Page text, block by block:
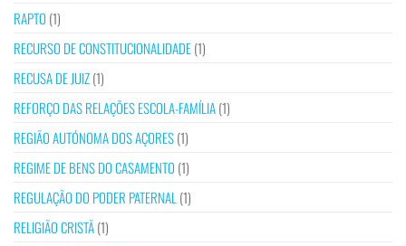
RAPTO (1)
RECURSO DE CONSTITUCIONALIDADE(1)
RECUSA DE JUIZ(1)
REFORÇO DAS RELAÇÕES ESCOLA-FAMÍLIA(1)
REGIÃO AUTÓNOMA DOS AÇORES(1)
REGIME DE BENS DO CASAMENTO (1)
REGULAÇÃO DO PODER PATERNAL (1)
RELIGIÃO CRISTÃ(1)